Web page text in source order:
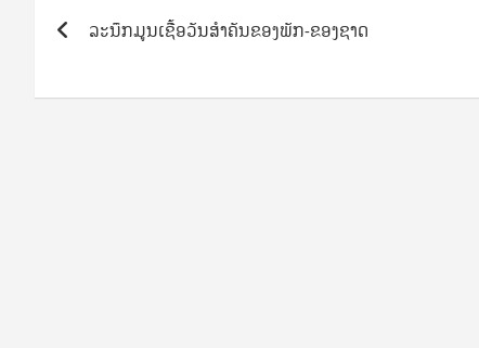
navigation
ລະນຶກມູນເຊື້ອວັນສຳຄັນຂອງພັກ-ຂອງຊາດ